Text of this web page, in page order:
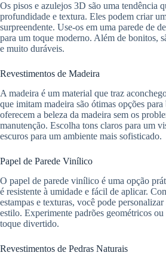
Os pisos e azulejos 3D são uma tendência
profundidade e textura. Eles podem criar
surpreendente. Use-os em uma parede de
para um toque moderno. Além de bonitos,
e muito duráveis.
Revestimentos de Madeira
A madeira é um material que traz
que imitam madeira são ótimas opções
oferecem a beleza da madeira sem os
manutenção. Escolha tons claros para um
escuros para um ambiente mais sofisticado.
Papel de Parede Vinílico
O papel de parede vinílico é uma opção
é resistente à umidade e fácil de aplicar.
estampas e texturas, você pode
estilo. Experimente padrões geométricos
toque divertido.
Revestimentos de Pedras Naturais